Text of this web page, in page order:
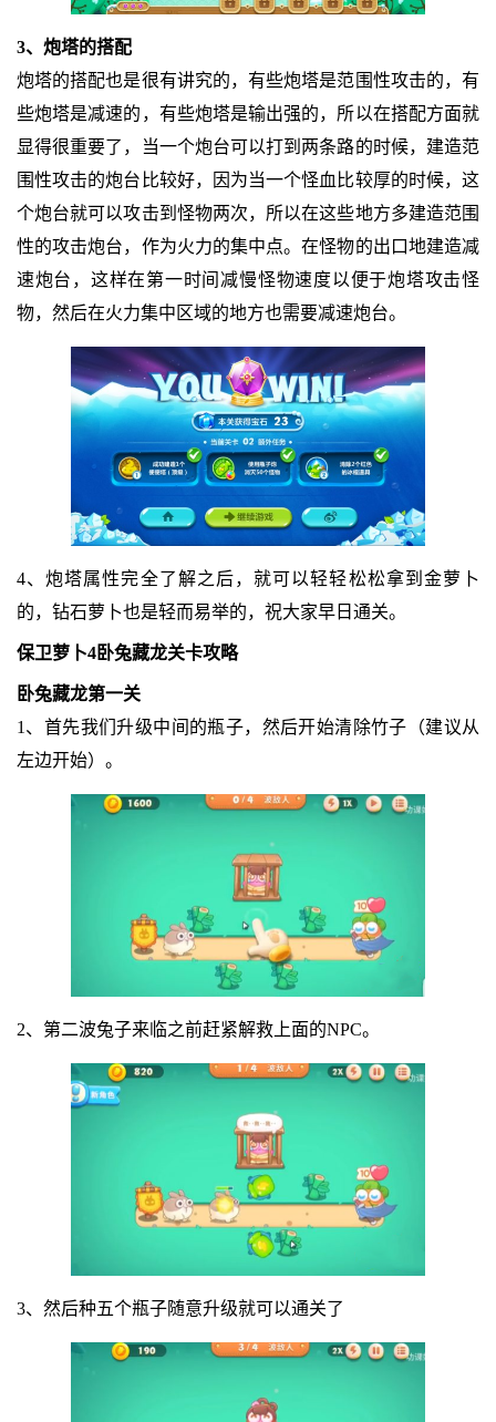
3、炮塔的搭配
炮塔的搭配也是很有讲究的，有些炮塔是范围性攻击的，有
些炮塔是减速的，有些炮塔是输出强的，所以在搭配方面就
显得很重要了，当一个炮台可以打到两条路的时候，建造范
围性攻击的炮台比较好，因为当一个怪血比较厚的时候，这
个炮台就可以攻击到怪物两次，所以在这些地方多建造范围
性的攻击炮台，作为火力的集中点。在怪物的出口地建造减
速炮台，这样在第一时间减慢怪物速度以便于炮塔攻击怪
物，然后在火力集中区域的地方也需要减速炮台。
4、炮塔属性完全了解之后，就可以轻轻松松拿到金萝卜
的，钻石萝卜也是轻而易举的，祝大家早日通关。
保卫萝卜4卧兔藏龙关卡攻略
卧兔藏龙第一关
1、首先我们升级中间的瓶子，然后开始清除竹子（建议从
左边开始）。
2、第二波兔子来临之前赶紧解救上面的NPC。
3、然后种五个瓶子随意升级就可以通关了